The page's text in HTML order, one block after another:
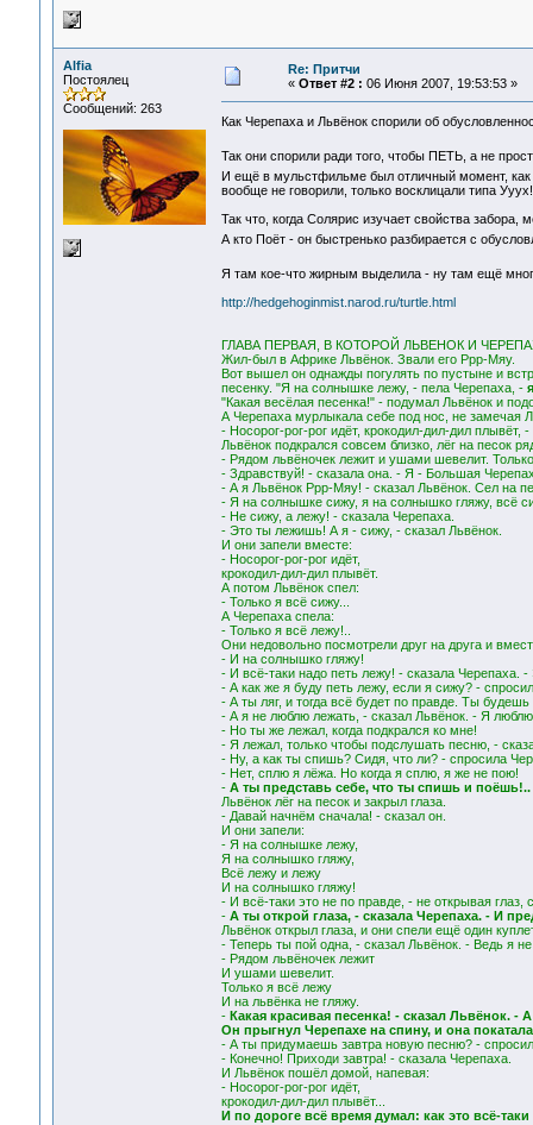
Alfia
Постоялец
Сообщений: 263
Re: Притчи
« Ответ #2 : 06 Июня 2007, 19:53:53 »
Как Черепаха и Львёнок спорили об
Так они спорили ради того, чтобы ПЕТЬ, а не
И ещё в мульстфильме был отличный момент,
вообще не говорили, только восклицали типа
Так что, когда Солярис изучает свойства
А кто Поёт - он быстренько разбирается с
Я там кое-что жирным выделила - ну там ещё
http://hedgehoginmist.narod.ru/turtle.html
ГЛАВА ПЕРВАЯ, В КОТОРОЙ ЛЬВЕНОК И
Жил-был в Африке Львёнок. Звали его Ррр-Мяу.
Вот вышел он однажды погулять по пустыне и
песенку. "Я на солнышке лежу, - пела Черепаха, -
"Какая весёлая песенка!" - подумал Львёнок и
А Черепаха мурлыкала себе под нос, не замечая
- Носорог-рог-рог идёт, крокодил-дил-дил
Львёнок подкрался совсем близко, лёг на песок
- Рядом львёночек лежит и ушами шевелит.
- Здравствуй! - сказала она. - Я - Большая
- А я Львёнок Ррр-Мяу! - сказал Львёнок. Сел на
- Я на солнышке сижу, я на солнышко гляжу, всё
- Не сижу, а лежу! - сказала Черепаха.
- Это ты лежишь! А я - сижу, - сказал Львёнок.
И они запели вместе:
- Носорог-рог-рог идёт,
крокодил-дил-дил плывёт.
А потом Львёнок спел:
- Только я всё сижу...
А Черепаха спела:
- Только я всё лежу!..
Они недовольно посмотрели друг на друга и
- И на солнышко гляжу!
- И всё-таки надо петь лежу! - сказала Черепаха.
- А как же я буду петь лежу, если я сижу? -
- А ты ляг, и тогда всё будет по правде. Ты
- А я не люблю лежать, - сказал Львёнок. - Я
- Но ты же лежал, когда подкрался ко мне!
- Я лежал, только чтобы подслушать песню, -
- Ну, а как ты спишь? Сидя, что ли? - спросила
- Нет, сплю я лёжа. Но когда я сплю, я же не пою!
-А ты представь себе, что ты спишь и поёшь!..
Львёнок лёг на песок и закрыл глаза.
- Давай начнём сначала! - сказал он.
И они запели:
- Я на солнышке лежу,
Я на солнышко гляжу,
Всё лежу и лежу
И на солнышко гляжу!
- И всё-таки это не по правде, - не открывая
- А ты открой глаза, - сказала Черепаха. - И
Львёнок открыл глаза, и они спели ещё один
- Теперь ты пой одна, - сказал Львёнок. - Ведь я
- Рядом львёночек лежит
И ушами шевелит.
Только я всё лежу
И на львёнка не гляжу.
-Какая красивая песенка! - сказал Львёнок. -
Он прыгнул Черепахе на спину, и она
- А ты придумаешь завтра новую песню? -
- Конечно! Приходи завтра! - сказала Черепаха.
И Львёнок пошёл домой, напевая:
- Носорог-рог-рог идёт,
крокодил-дил-дил плывёт...
И по дороге всё время думал: как это всё-